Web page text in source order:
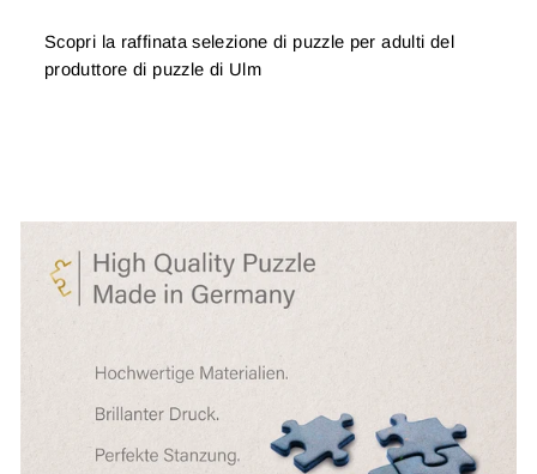
Scopri la raffinata selezione di puzzle per adulti del
produttore di puzzle di Ulm